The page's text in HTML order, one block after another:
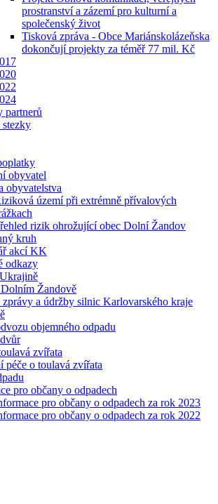
prostranství a zázemí pro kulturní a
společenský život
Tisková zpráva - Obce Mariánskolázeňska
dokončují projekty za téměř 77 mil. Kč
partnerů
stezky
obyvatel
obyvatelstva
území při extrémně přívalových
rizik ohrožující obec Dolní Žandov
kruh
akcí KK
odkazy
Žandově
a údržby silnic Karlovarského kraje
objemného odpadu
zvířata
péče o toulavá zvířata
pro občany o odpadech
pro občany o odpadech za rok 2023
pro občany o odpadech za rok 2022